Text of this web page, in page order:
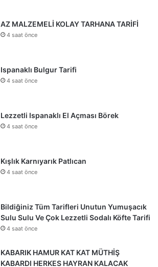
AZ MALZEMELİ KOLAY TARHANA TARİFİ
4 saat önce
Ispanaklı Bulgur Tarifi
4 saat önce
Lezzetli Ispanaklı El Açması Börek
4 saat önce
Kışlık Karnıyarık Patlıcan
4 saat önce
Bildiğiniz Tüm Tarifleri Unutun Yumuşacık
Sulu Sulu Ve Çok Lezzetli Sodalı Köfte Tarifi
4 saat önce
KABARIK HAMUR KAT KAT MÜTHİŞ
KABARDI HERKES HAYRAN KALACAK